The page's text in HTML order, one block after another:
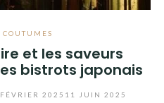
COUTUMES
et les saveurs
bistrots japonais
2025 11 JUIN 2025